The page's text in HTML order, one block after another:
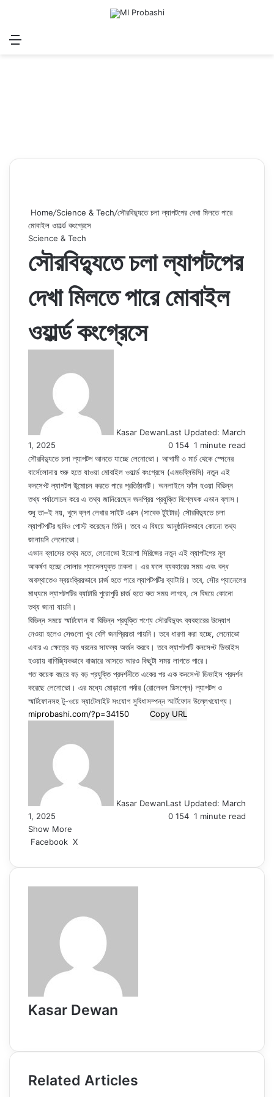
Menu
Home/Science & Tech/সৌরবিদ্যুতে চলা ল্যাপটপের দেখা মিলতে পারে
মোবাইল ওয়ার্ল্ড কংগ্রেসে
Science & Tech
সৌরবিদ্যুতে চলা ল্যাপটপের
দেখা মিলতে পারে মোবাইল
ওয়ার্ল্ড কংগ্রেসে
Kasar DewanLast Updated: March
1, 2025
0 154 1 minute read
সৌরবিদ্যুতে চলা ল্যাপটপ আনতে যাচ্ছে লেনোভো। আগামী ৩ মার্চ থেকে স্পেনের
বার্সেলোনায় শুরু হতে যাওয়া মোবাইল ওয়ার্ল্ড কংগ্রেসে (এমডব্লিউসি) নতুন এই
কনসেপ্ট ল্যাপটপ উন্মোচন করতে পারে প্রতিষ্ঠানটি। অনলাইনে ফাঁস হওয়া বিভিন্ন
তথ্য পর্যালোচন করে এ তথ্য জানিয়েছেন জনপ্রিয় প্রযুক্তি বিশ্লেষক এভান ব্লাস।
শুধু তা–ই নয়, খুদে ব্লগ লেখার সাইট এক্সে (সাবেক টুইটার) সৌরবিদ্যুতে চলা
ল্যাপটপটির ছবিও পোস্ট করেছেন তিনি। তবে এ বিষয়ে আনুষ্ঠানিকভাবে কোনো তথ্য
জানায়নি লেনোভো।
এভান ব্লাসের তথ্য মতে, লেনোভো ইয়োগা সিরিজের নতুন এই ল্যাপটপের মূল
আকর্ষণ হচ্ছে সোলার প্যানেলযুক্ত ঢাকনা। এর ফলে ব্যবহারের সময় এবং বন্ধ
অবস্থাতেও স্বয়ংক্রিয়ভাবে চার্জ হতে পারে ল্যাপটপটির ব্যাটারি। তবে, সৌর প্যানেলের
মাধ্যমে ল্যাপটপটির ব্যাটারি পুরোপুরি চার্জ হতে কত সময় লাগবে, সে বিষয়ে কোনো
তথ্য জানা যায়নি।
বিভিন্ন সময়ে স্মার্টফোন বা বিভিন্ন প্রযুক্তি পণ্যে সৌরবিদ্যুৎ ব্যবহারের উদ্যোগ
নেওয়া হলেও সেগুলো খুব বেশি জনপ্রিয়তা পায়নি। তবে ধারণা করা হচ্ছে, লেনোভো
এবার এ ক্ষেত্রে বড় ধরনের সাফল্য অর্জন করবে। তবে ল্যাপটপটি কনসেপ্ট ডিভাইস
হওয়ায় বাণিজ্যিকভাবে বাজারে আসতে আরও কিছুটা সময় লাগতে পারে।
গত কয়েক বছরে বড় বড় প্রযুক্তি প্রদর্শনীতে একের পর এক কনসেপ্ট ডিভাইস প্রদর্শন
করেছে লেনোভো। এর মধ্যে মোড়ানো পর্দার (রোলেবল ডিসপ্লে) ল্যাপটপ ও
স্মার্টফোনসহ টু-ওয়ে স্যাটেলাইট সংযোগ সুবিধাসম্পন্ন স্মার্টফোন উল্লেখযোগ্য।
Copy URL
Kasar DewanLast Updated: March
1, 2025
0 154 1 minute read
Show More
Facebook X
Email
Kasar Dewan
Related Articles